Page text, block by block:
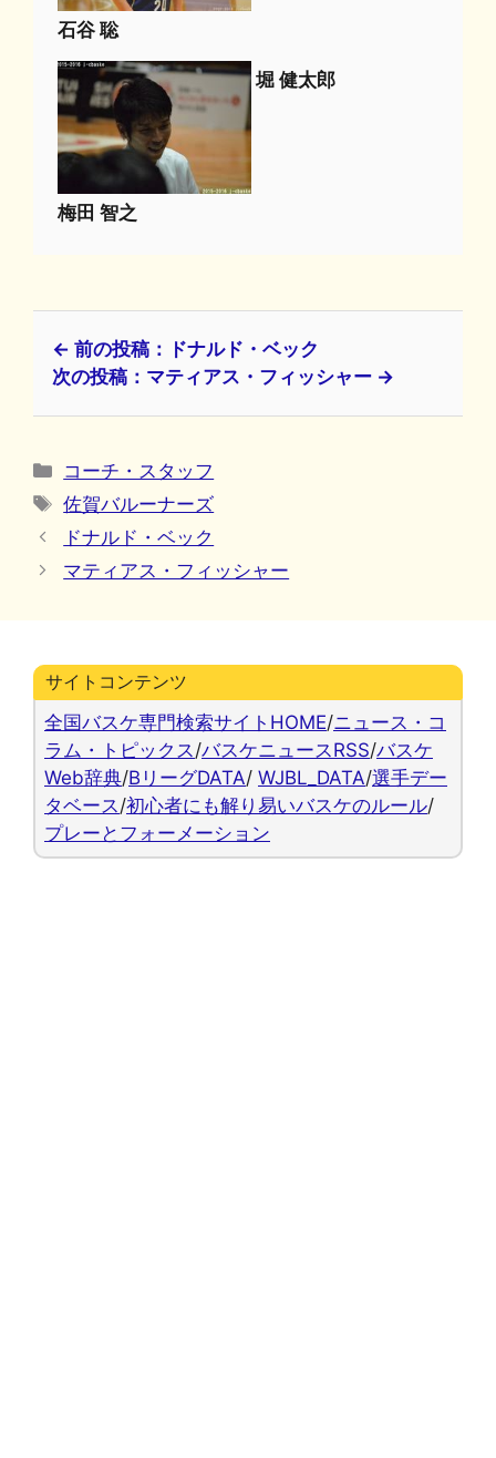
石谷 聡
梅田 智之
堀 健太郎
← 前の投稿：ドナルド・ベック
次の投稿：マティアス・フィッシャー →
カ
テ
ゴ
リ
ー
コーチ・スタッフ
タ
グ
佐賀バルーナーズ
ドナルド・ベック
マティアス・フィッシャー
サイトコンテンツ
全国バスケ専門検索サイトHOME/ニュース・コ
ラム・トピックス /バスケニュースRSS/バスケ
Web辞典/BリーグDATA/ WJBL_DATA/選手デー
タベース /初心者にも解り易いバスケのルール/
プレーとフォーメーション